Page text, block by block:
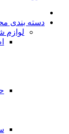
دسته بندی